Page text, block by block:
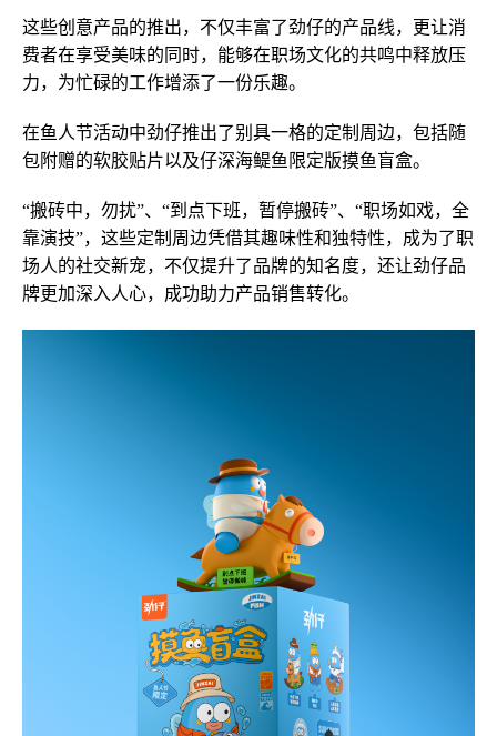
这些创意产品的推出，不仅丰富了劲仔的产品线，更让消
费者在享受美味的同时，能够在职场文化的共鸣中释放压
力，为忙碌的工作增添了一份乐趣。
在鱼人节活动中劲仔推出了别具一格的定制周边，包括随
包附赠的软胶贴片以及仔深海鳀鱼限定版摸鱼盲盒。
“搬砖中，勿扰”、“到点下班，暂停搬砖”、“职场如戏，全
靠演技”，这些定制周边凭借其趣味性和独特性，成为了职
场人的社交新宠，不仅提升了品牌的知名度，还让劲仔品
牌更加深入人心，成功助力产品销售转化。